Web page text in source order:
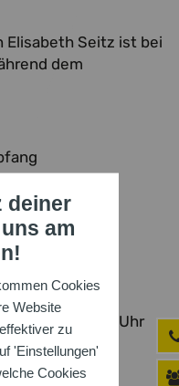
deiner
am
Cookies
Website
zu
'Einstellungen'
Cookies
Seitz ist bei
dem
14-15 Uhr